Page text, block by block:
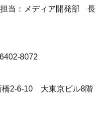
当：メディア開発部 長
8072
2-6-10 大東京ビル8階